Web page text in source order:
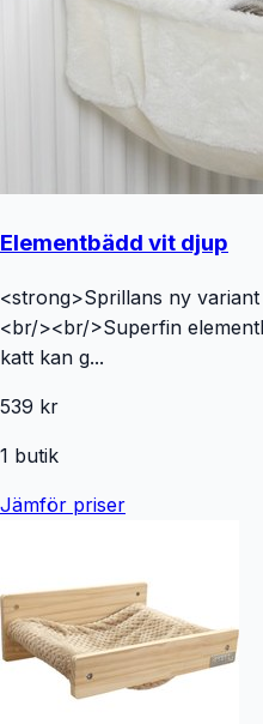
Elementbädd vit djup
<strong>Sprillans ny
<br/><br/>Superfin
katt kan g...
539 kr
1 butik
Jämför priser